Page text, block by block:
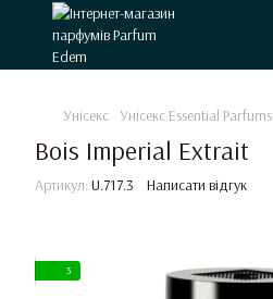
Унісекс Унісекс Essential Parfums
Bois Imperial Extrait
Артикул: U.717.3 Написати відгук
3